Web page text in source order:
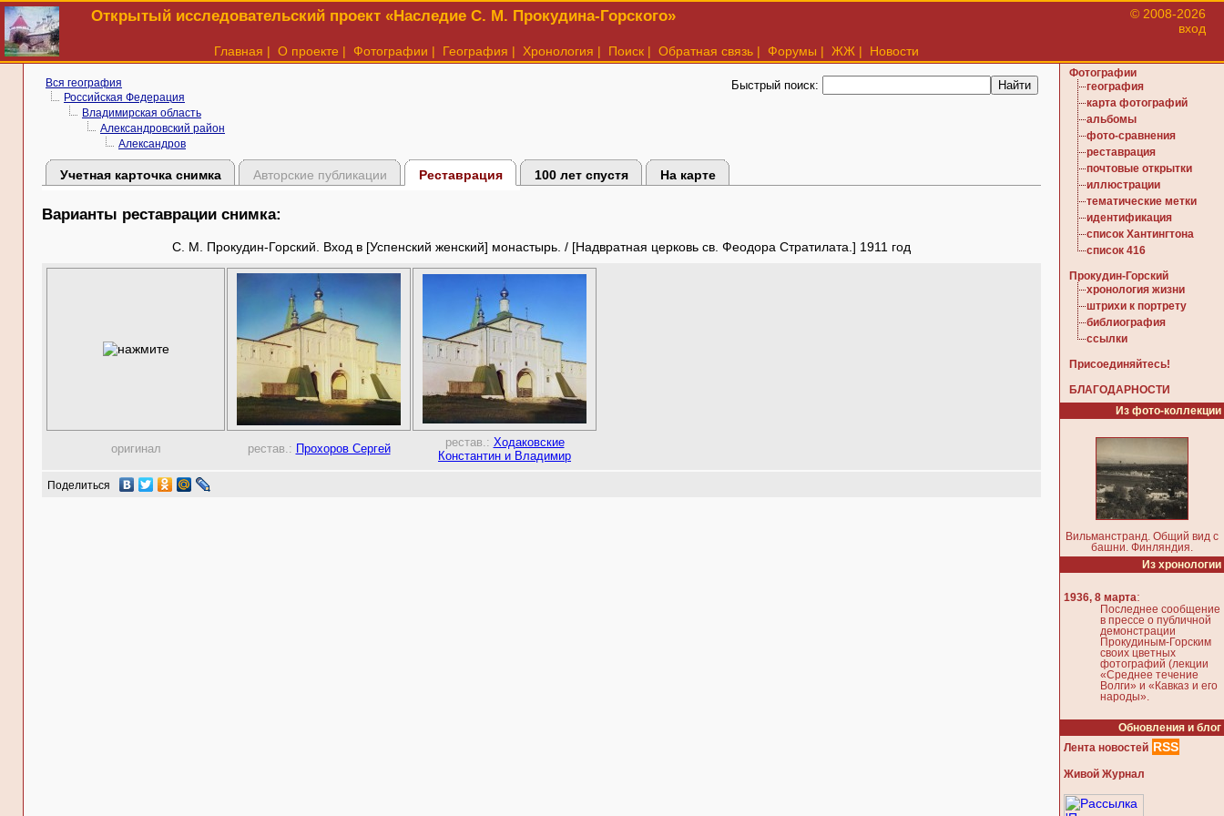
Открытый исследовательский проект «Наследие С. М. Прокудина-Горского»
© 2008-2026
вход
Главная | О проекте | Фотографии | География | Хронология | Поиск | Обратная связь | Форумы | ЖЖ | Новости
Вся география
Российская Федерация
Владимирская область
Александровский район
Александров
Быстрый поиск:
Учетная карточка снимка Авторские публикации Реставрация 100 лет спустя На карте
Варианты реставрации снимка:
С. М. Прокудин-Горский. Вход в [Успенский женский] монастырь. / [Надвратная церковь св. Феодора Стратилата.] 1911 год
оригинал рестав.: Прохоров Сергей рестав.: Ходаковские
Константин и Владимир
Поделиться
Фотографии
география
карта фотографий
альбомы
фото-сравнения
реставрация
почтовые открытки
иллюстрации
тематические метки
идентификация
список Хантингтона
список 416
Прокудин-Горский
хронология жизни
штрихи к портрету
библиография
ссылки
Присоединяйтесь!
БЛАГОДАРНОСТИ
Из фото-коллекции
Вильманстранд. Общий вид с
башни. Финляндия.
Из хронологии
1936, 8 марта:
Последнее сообщение
в прессе о публичной
демонстрации
Прокудиным-Горским
своих цветных
фотографий (лекции
«Среднее течение
Волги» и «Кавказ и его
народы».
Обновления и блог
Лента новостей RSS
Живой Журнал